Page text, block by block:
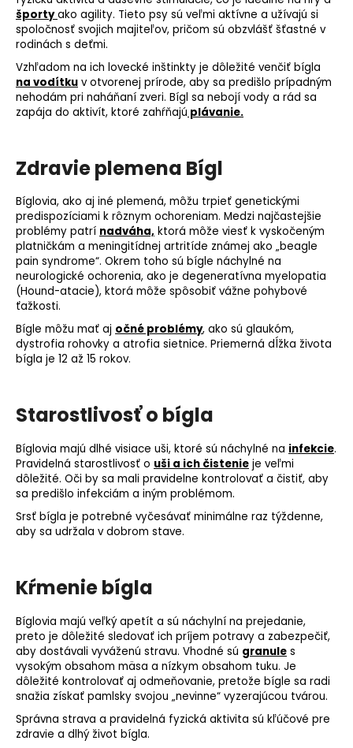
športy ako agility. Tieto psy sú veľmi aktívne a užívajú si
spoločnosť svojich majiteľov, pričom sú obzvlášť šťastné v
rodinách s deťmi.
Vzhľadom na ich lovecké inštinkty je dôležité venčiť bígla
na vodítku v otvorenej prírode, aby sa predišlo prípadným
nehodám pri naháňaní zveri. Bígl sa nebojí vody a rád sa
zapája do aktivít, ktoré zahŕňajú plávanie.
Zdravie plemena Bígl
Bíglovia, ako aj iné plemená, môžu trpieť genetickými
predispozíciami k rôznym ochoreniam. Medzi najčastejšie
problémy patrí nadváha, ktorá môže viesť k vyskočeným
platničkám a meningitídnej artritíde známej ako „beagle
pain syndrome“. Okrem toho sú bígle náchylné na
neurologické ochorenia, ako je degeneratívna myelopatia
(Hound-atacie), ktorá môže spôsobiť vážne pohybové
ťažkosti.
Bígle môžu mať aj očné problémy, ako sú glaukóm,
dystrofia rohovky a atrofia sietnice. Priemerná dĺžka života
bígla je 12 až 15 rokov.
Starostlivosť o bígla
Bíglovia majú dlhé visiace uši, ktoré sú náchylné na infekcie.
Pravidelná starostlivosť o uši a ich čistenie je veľmi
dôležité. Oči by sa mali pravidelne kontrolovať a čistiť, aby
sa predišlo infekciám a iným problémom.
Srsť bígla je potrebné vyčesávať minimálne raz týždenne,
aby sa udržala v dobrom stave.
Kŕmenie bígla
Bíglovia majú veľký apetít a sú náchylní na prejedanie,
preto je dôležité sledovať ich príjem potravy a zabezpečiť,
aby dostávali vyváženú stravu. Vhodné sú granule s
vysokým obsahom mäsa a nízkym obsahom tuku. Je
dôležité kontrolovať aj odmeňovanie, pretože bígle sa radi
snažia získať pamlsky svojou „nevinne“ vyzerajúcou tvárou.
Správna strava a pravidelná fyzická aktivita sú kľúčové pre
zdravie a dlhý život bígla.